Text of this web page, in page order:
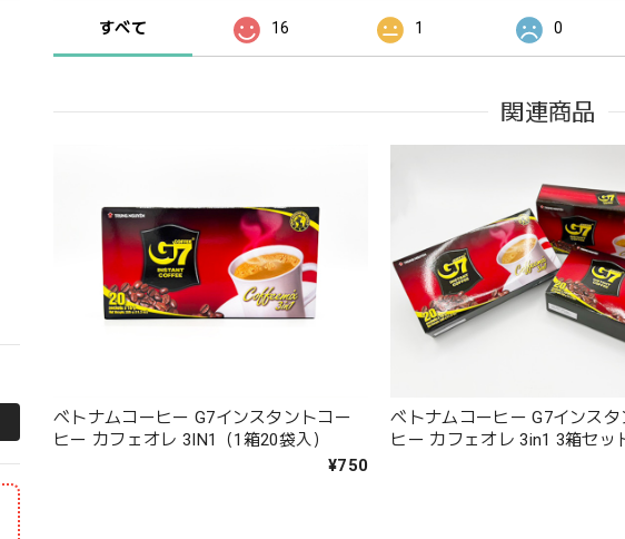
すべて 16 1 0
関連商品
ベトナムコーヒー G7インスタントコー
ヒー カフェオレ 3IN1（1箱20袋入）
¥750
ベトナムコーヒー G7インス
ヒー カフェオレ 3in1 3箱セッ